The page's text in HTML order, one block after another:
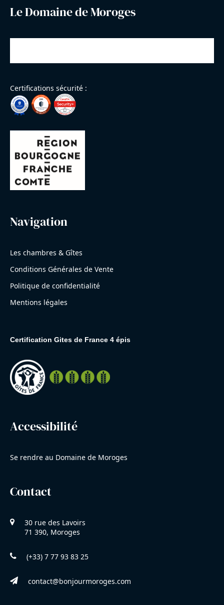
Le Domaine de Moroges
Certifications sécurité :
Navigation
Les chambres & Gîtes
Conditions Générales de Vente
Politique de confidentialité
Mentions légales
Certification Gites de France 4 épis
Accessibilité
Se rendre au Domaine de Moroges
Contact
30 rue des Lavoirs
71 390, Moroges
(+33) 7 77 93 83 25
contact@bonjourmoroges.com